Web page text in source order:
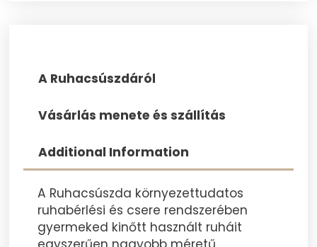
A Ruhacsúszdáról
Vásárlás menete és szállítás
Additional Information
A Ruhacsúszda környezettudatos
ruhabérlési és csere rendszerében
gyermeked kinőtt használt ruháit